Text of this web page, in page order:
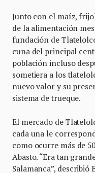
Junto con el maíz,
de la alimentación
fundación de
cuna del principal
población incluso
sometiera a los
nuevo valor y su
sistema de trueque.
El mercado de
cada una le
como ocurre más de
Abasto. “Era tan
Salamanca”,